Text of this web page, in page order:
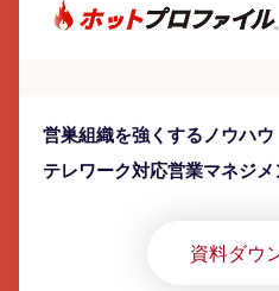
営巣組織を強くするノウハウ
テレワーク対応営業マネジメ
資料ダウ